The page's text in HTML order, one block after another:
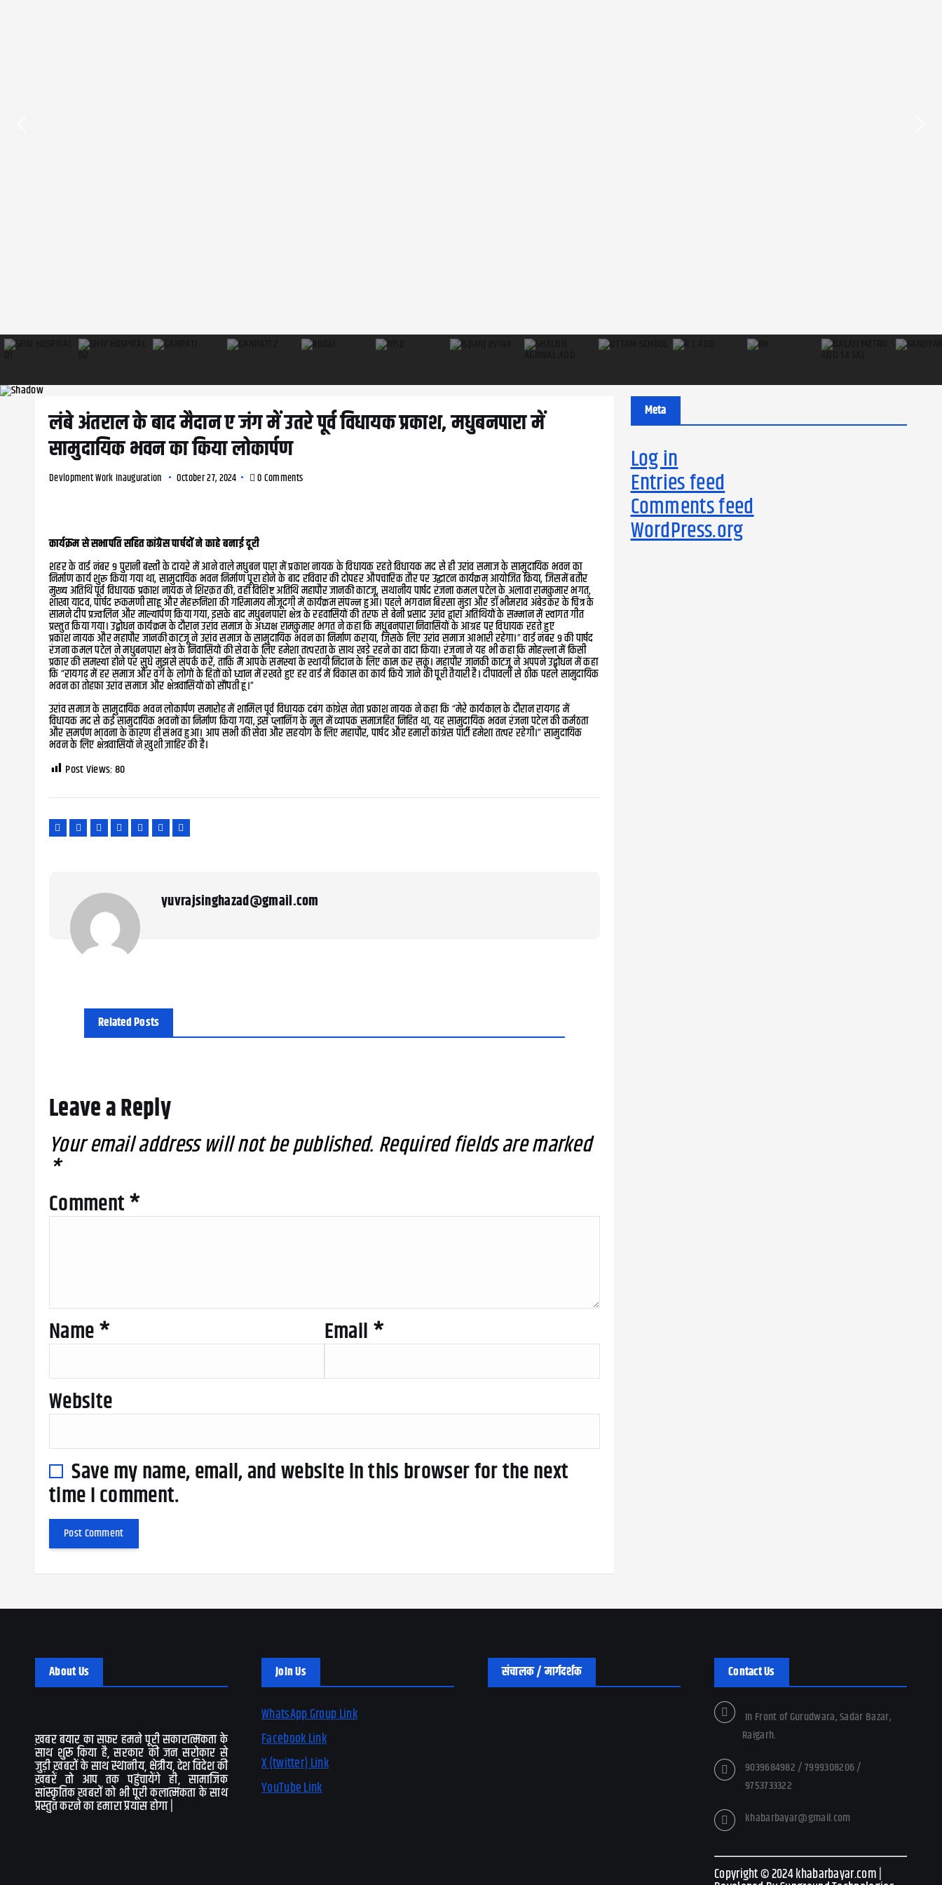
लंबे अंतराल के बाद मैदान ए जंग में उतरे पूर्व विधायक प्रकाश, मधुबनपारा में
सामुदायिक भवन का किया लोकार्पण
Devlopment Work Inauguration October 27, 2024 0 Comments
कार्यक्रम से सभापति सहित कांग्रेस पार्षदों ने काहे बनाई दूरी
शहर के वार्ड नंबर 9 पुरानी बस्ती के दायरे में आने वाले मधुबन पारा में प्रकाश नायक के विधायक रहते विधायक मद से ही उरांव समाज के सामुदायिक भवन का
निर्माण कार्य शुरू किया गया था, सामुदायिक भवन निर्माण पूरा होने के बाद रविवार की दोपहर औपचारिक तौर पर उद्घाटन कार्यक्रम आयोजित किया, जिसमें बतौर
मुख्य अतिथि पूर्व विधायक प्रकाश नायक ने शिरक़त की, वहीं विशिष्ट अतिथि महापौर जानकी काटजू, सथानीय पार्षद रंजना कमल पटेल के अलावा रामकुमार भगत,
शाखा यादव, पार्षद रुकमणी साहू और मेहरुनिशा की गरिमामय मौजूदगी में कार्यक्रम संपन्न हुआ। पहले भगवान बिरसा मुंडा और डॉ भीमराव अंबेडकर के चित्र के
सामने दीप प्रज्वलिन और माल्यार्पण किया गया, इसके बाद मधुबनपारा क्षेत्र के रहवासियों की तरफ से बेनी प्रसाद उरांव द्वारा अतिथियों के सम्मान में स्वागत गीत
प्रस्तुत किया गया। उद्बोधन कार्यक्रम के दौरान उरांव समाज के अध्यक्ष रामकुमार भगत ने कहा कि मधुबनपारा निवासियों के आग्रह पर विधायक रहते हुए
प्रकाश नायक और महापौर जानकी काटजू ने उरांव समाज के सामुदायिक भवन का निर्माण कराया, जिसके लिए उरांव समाज आभारी रहेगा।” वार्ड नंबर 9 की पार्षद
रंजना कमल पटेल ने मधुबनपारा क्षेत्र के निवासियों की सेवा के लिए हमेशा तत्परता के साथ खड़े रहने का वादा किया। रंजना ने यह भी कहा कि मोहल्ला में किसी
प्रकार की समस्या होने पर सुधे मुझसे संपर्क करें, ताकि मैं आपके समस्या के स्थायी निदान के लिए काम कर सकूं। महापौर जानकी काटजू ने अपपने उद्बोधन में कहा
कि “रायगढ़ में हर समाज और वर्ग के लोगों के हितों को ध्यान में रखते हुए हर वार्ड में विकास का कार्य किये जाने की पूरी तैयारी है। दीपावली से ठीक पहले सामुदायिक
भवन का तोहफ़ा उरांव समाज और क्षेत्रवासियों को सौंपती हूं।”
उरांव समाज के सामुदायिक भवन लोकार्पण समारोह में शामिल पूर्व विधायक दबंग कांग्रेस नेता प्रकाश नायक ने कहा कि “मेरे कार्यकाल के दौरान रायगढ़ में
विधायक मद से कई सामुदायिक भवनों का निर्माण किया गया, इस प्लानिंग के मूल में व्यापक समाजहित निहित था, यह सामुदायिक भवन रंजना पटेल की कर्मठता
और समर्पण भावना के कारण ही संभव हुआ। आप सभी की सेवा और सहयोग के लिए महापौर, पार्षद और हमारी कांग्रेस पार्टी हमेशा तत्पर रहेगी।” सामुदायिक
भवन के लिए क्षेत्रवासियों ने ख़ुशी ज़ाहिर की है।
Post Views:80
yuvrajsinghazad@gmail.com
Related Posts
Leave a Reply
Your email address will not be published. Required fields are marked
*
Comment*
Name* Email*
Website
Save my name, email, and website in this browser for the next
time I comment.
Meta
Log in
Entries feed
Comments feed
WordPress.org
About Us
ख़बर बयार का सफ़र हमने पूरी सकारात्मकता के
साथ शुरू किया है, सरकार की जन सरोकार से
जुड़ी ख़बरों के साथ स्थानीय, क्षेत्रीय, देश विदेश की
ख़बरें तो आप तक पहुंचायेंगे ही, सामाजिक
सांस्कृतिक ख़बरों को भी पूरी कलात्मकता के साथ
प्रस्तुत करने का हमारा प्रयास होगा |
Join Us
WhatsApp Group Link
Facebook Link
X (twitter) Link
YouTube Link
संचालक / मार्गदर्शक Contact Us
In Front of Gurudwara, Sadar Bazar,
Raigarh.
9039684982 / 7999308206 /
9753733322
khabarbayar@gmail.com
Copyright © 2024 khabarbayar.com |